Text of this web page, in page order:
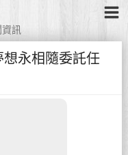
資訊
永相隨委託任